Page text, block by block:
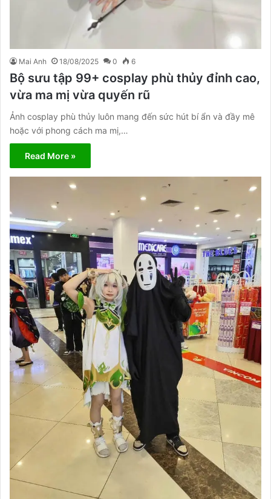
Mai Anh 18/08/2025 0 6
Bộ sưu tập 99+ cosplay phù thủy đỉnh cao,
vừa ma mị vừa quyến rũ
Ảnh cosplay phù thủy luôn mang đến sức hút bí ẩn và đầy mê
hoặc với phong cách ma mị,…
Read More »